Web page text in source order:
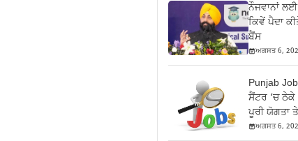
ਨੌਜਵਾਨਾਂ
ਕਿਵੇਂ ਪੈਦਾ
ਬੈਂਸ
ਅਗਸਤ 6,
Punjab
ਸੈਂਟਰ ‘ਚ ਠੇਕੇ
ਪੂਰੀ ਯੋਗਤਾ
ਅਗਸਤ 6,